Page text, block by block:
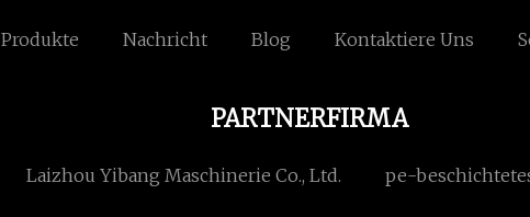
Produkte Nachricht Blog Kontaktiere Uns
PARTNERFIRMA
Laizhou Yibang Maschinerie Co., Ltd. pe-